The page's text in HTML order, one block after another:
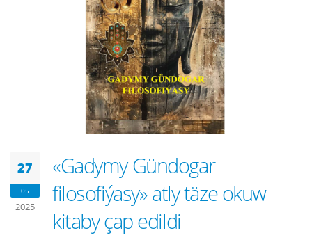
27
05
2025
«Gadymy Gündogar
filosofiýasy» atly täze okuw
kitaby çap edildi